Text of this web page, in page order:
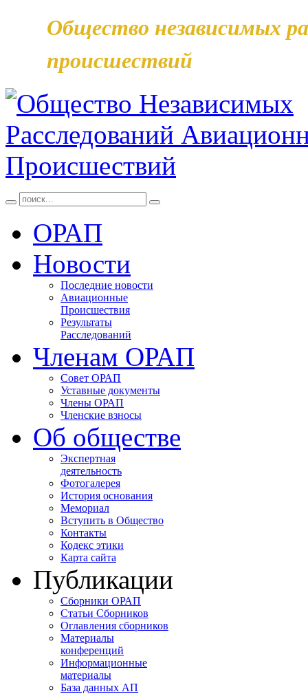
Общество независимых
происшествий
ОРАП
Новости
Последние новости
Авиационные
Происшествия
Результаты
Расследований
Членам ОРАП
Совет ОРАП
Уставные документы
Члены ОРАП
Членские взносы
Об обществе
Экспертная
деятельность
Фотогалерея
История основания
Мемориал
Вступить в Общество
Контакты
Кодекс этики
Карта сайта
Публикации
Сборники ОРАП
Статьи Сборников
Оглавления сборников
Материалы
конференций
Информационные
материалы
База данных АП